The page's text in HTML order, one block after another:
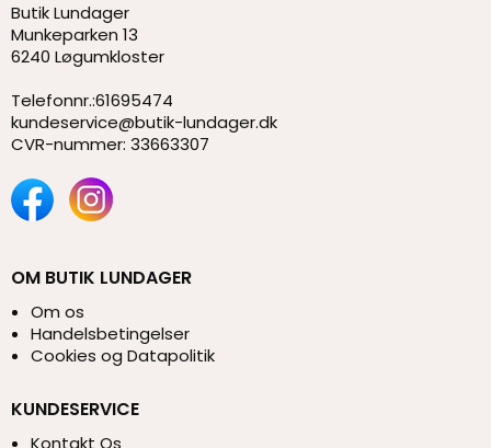
Butik Lundager
Munkeparken 13
6240 Løgumkloster
Telefonnr.:61695474
kundeservice@butik-lundager.dk
CVR-nummer: 33663307
OM BUTIK LUNDAGER
Om os
Handelsbetingelser
Cookies og Datapolitik
KUNDESERVICE
Kontakt Os